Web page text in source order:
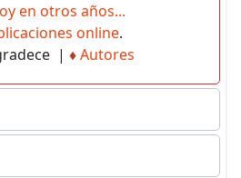
en otros años...
online.
| ♦Autores